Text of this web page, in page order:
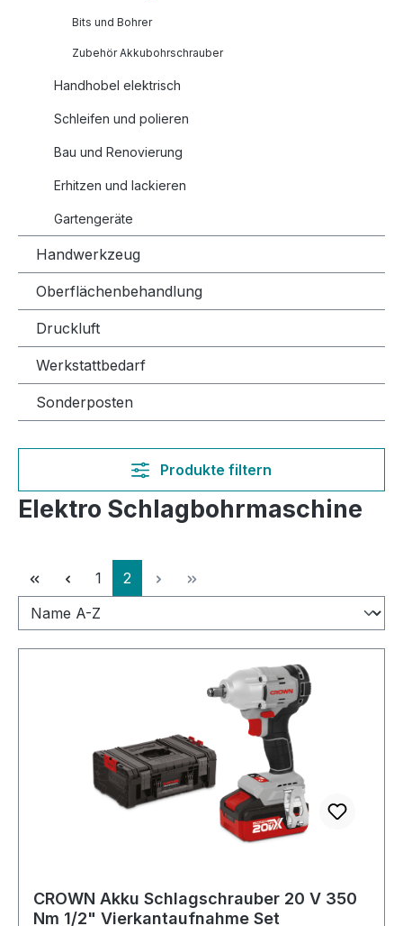
Bits und Bohrer
Zubehör Akkubohrschrauber
Handhobel elektrisch
Schleifen und polieren
Bau und Renovierung
Erhitzen und lackieren
Gartengeräte
Handwerkzeug
Oberflächenbehandlung
Druckluft
Werkstattbedarf
Sonderposten
Produkte filtern
Elektro Schlagbohrmaschine
Seite
1 Seite
2
CROWN Akku Schlagschrauber 20 V 350
Nm 1/2" Vierkantaufnahme Set